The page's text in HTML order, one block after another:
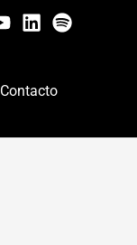
Contacto